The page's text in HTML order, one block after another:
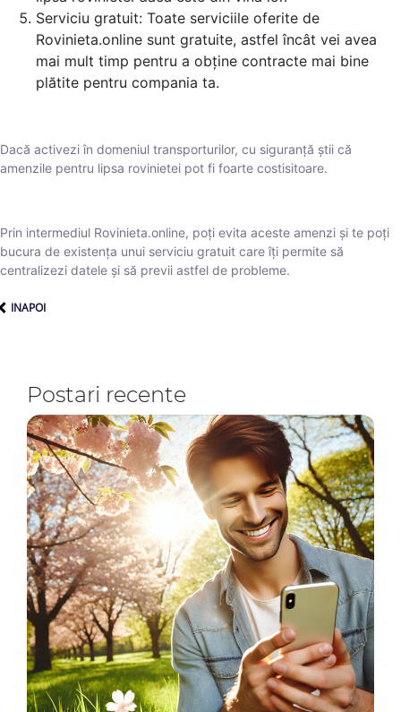
Serviciu gratuit: Toate serviciile oferite de
Rovinieta.online sunt gratuite, astfel încât vei avea
mai mult timp pentru a obține contracte mai bine
plătite pentru compania ta.
Dacă activezi în domeniul transporturilor, cu siguranță știi că
amenzile pentru lipsa rovinietei pot fi foarte costisitoare.
Prin intermediul Rovinieta.online, poți evita aceste amenzi și te poți
bucura de existența unui serviciu gratuit care îți permite să
centralizezi datele și să previi astfel de probleme.
INAPOI
Postari recente